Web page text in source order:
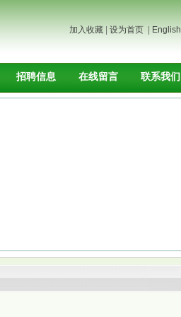
加入收藏 设为首页 English
招聘信息 在线留言 联系我们